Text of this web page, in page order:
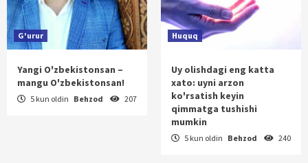
G'urur
Yangi O'zbekistonsan –
mangu O'zbekistonsan!
5 kun oldin Behzod 207
Huquq
Uy olishdagi eng katta
xato: uyni arzon
ko'rsatish keyin
qimmatga tushishi
mumkin
5 kun oldin Behzod 240